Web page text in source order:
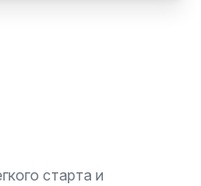
старта и